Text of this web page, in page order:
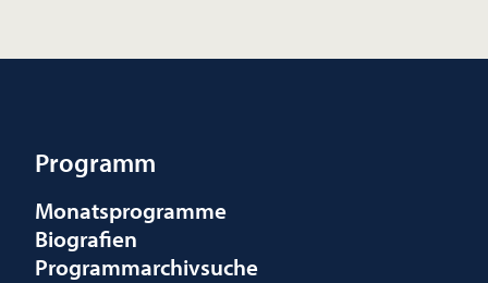
Programm
Monatsprogramme
Biografien
Programmarchivsuche